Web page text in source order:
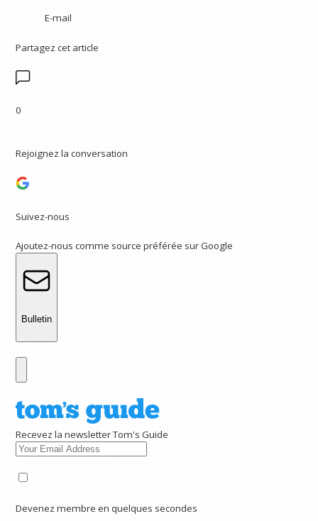
E-mail
Partagez cet article
0
Rejoignez la conversation
Suivez-nous
Ajoutez-nous comme source préférée sur Google
Bulletin
Recevez la newsletter Tom's Guide
Devenez membre en quelques secondes